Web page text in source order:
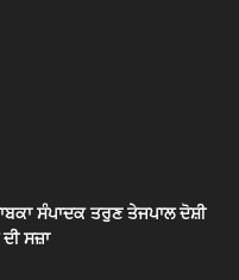
ਸੰਪਾਦਕ ਤਰੁਣ ਤੇਜਪਾਲ ਦੋਸ਼ੀ
ਸਜ਼ਾ